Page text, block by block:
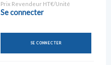
Prix Revendeur HT€/Unité
Se connecter
SE CONNECTER